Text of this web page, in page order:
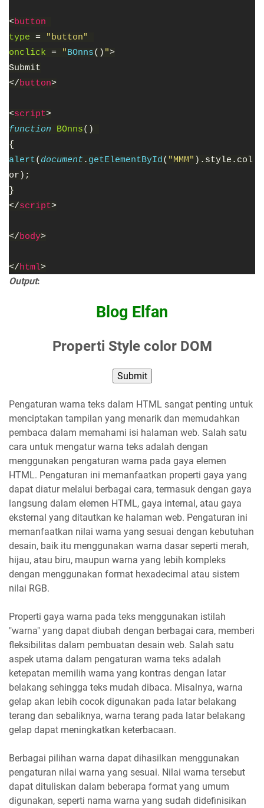
<button
type =
"button"
onclick = "BOnns() ">
Submit
</button>
<script>
function BOnns()
{
alert(document . getElementById ( "MMM" ).style.col
or);
}
</script>
</body>
</html>
Output:
Blog Elfan
Properti Style color DOM
Submit
Pengaturan warna teks dalam HTML sangat penting untuk
menciptakan tampilan yang menarik dan memudahkan
pembaca dalam memahami isi halaman web. Salah satu
cara untuk mengatur warna teks adalah dengan
menggunakan pengaturan warna pada gaya elemen
HTML. Pengaturan ini memanfaatkan properti gaya yang
dapat diatur melalui berbagai cara, termasuk dengan gaya
langsung dalam elemen HTML, gaya internal, atau gaya
eksternal yang ditautkan ke halaman web. Pengaturan ini
memanfaatkan nilai warna yang sesuai dengan kebutuhan
desain, baik itu menggunakan warna dasar seperti merah,
hijau, atau biru, maupun warna yang lebih kompleks
dengan menggunakan format hexadecimal atau sistem
nilai RGB.
Properti gaya warna pada teks menggunakan istilah
"warna" yang dapat diubah dengan berbagai cara, memberi
fleksibilitas dalam pembuatan desain web. Salah satu
aspek utama dalam pengaturan warna teks adalah
ketepatan memilih warna yang kontras dengan latar
belakang sehingga teks mudah dibaca. Misalnya, warna
gelap akan lebih cocok digunakan pada latar belakang
terang dan sebaliknya, warna terang pada latar belakang
gelap dapat meningkatkan keterbacaan.
Berbagai pilihan warna dapat dihasilkan menggunakan
pengaturan nilai warna yang sesuai. Nilai warna tersebut
dapat dituliskan dalam beberapa format yang umum
digunakan, seperti nama warna yang sudah didefinisikan